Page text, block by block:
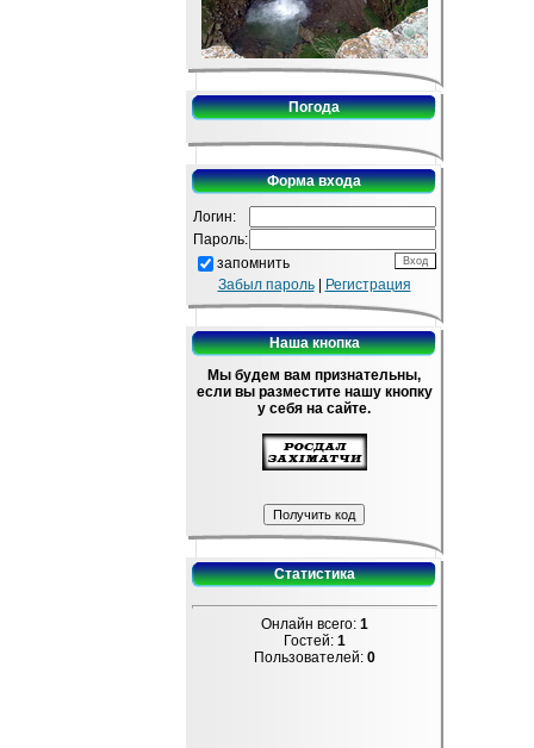
Погода
Форма входа
Логин:
Пароль:
запомнить
Забыл пароль| Регистрация
Наша кнопка
Мы будем вам признательны,
если вы разместите нашу кнопку
у себя на сайте.
Статистика
Онлайн всего: 1
Гостей: 1
Пользователей: 0